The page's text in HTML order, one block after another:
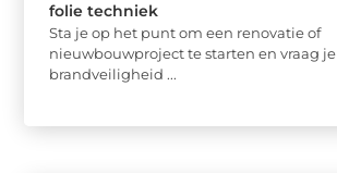
folie techniek
Sta je op het punt om een renovatie of
nieuwbouwproject te starten en vraag
brandveiligheid ...